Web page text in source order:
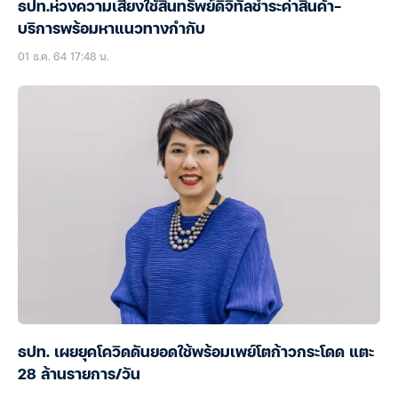
ธปท.ห่วงความเสี่ยงใช้สินทรัพย์ดิจิทัลชำระค่าสินค้า-
บริการพร้อมหาแนวทางกำกับ
01 ธ.ค. 64 17:48 น.
ธปท. เผยยุคโควิดดันยอดใช้พร้อมเพย์โตก้าวกระโดด แตะ
28 ล้านรายการ/วัน